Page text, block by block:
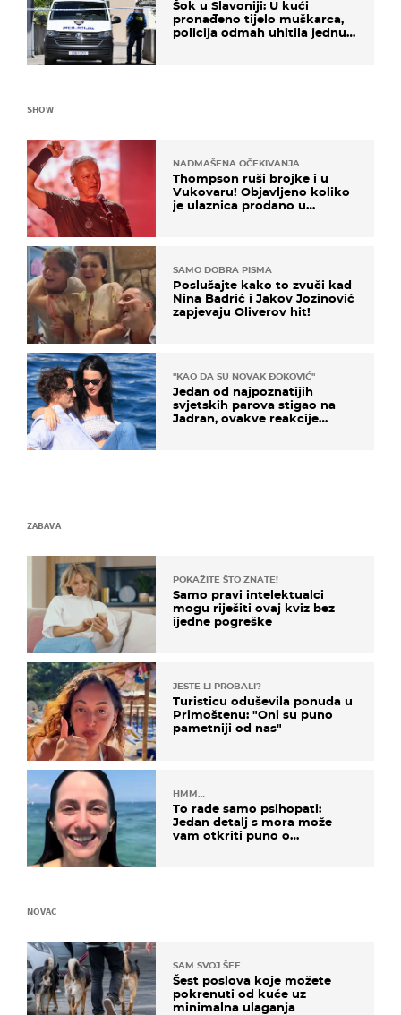
Šok u Slavoniji: U kući
pronađeno tijelo muškarca,
policija odmah uhitila jednu
SHOW
NADMAŠENA OČEKIVANJA
Thompson ruši brojke i u
Vukovaru! Objavljeno koliko
je ulaznica prodano u
SAMO DOBRA PISMA
Poslušajte kako to zvuči kad
Nina Badrić i Jakov Jozinović
zapjevaju Oliverov hit!
"KAO DA SU NOVAK ĐOKOVIĆ"
Jedan od najpoznatijih
svjetskih parova stigao na
Jadran, ovakve reakcije
ZABAVA
POKAŽITE ŠTO ZNATE!
Samo pravi intelektualci
mogu riješiti ovaj kviz bez
ijedne pogreške
JESTE LI PROBALI?
Turisticu oduševila ponuda u
Primoštenu: "Oni su puno
pametniji od nas"
HMM…
To rade samo psihopati:
Jedan detalj s mora može
vam otkriti puno o
NOVAC
SAM SVOJ ŠEF
Šest poslova koje možete
pokrenuti od kuće uz
minimalna ulaganja